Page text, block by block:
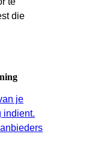
die
je
indient.